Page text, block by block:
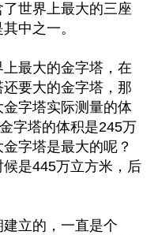
世界上最大的三座
中之一。
最大的金字塔，在
要大的金字塔，那
字塔实际测量的体
字塔的体积是245万
字塔是最大的呢？
是445万立方米，后
立的，一直是个